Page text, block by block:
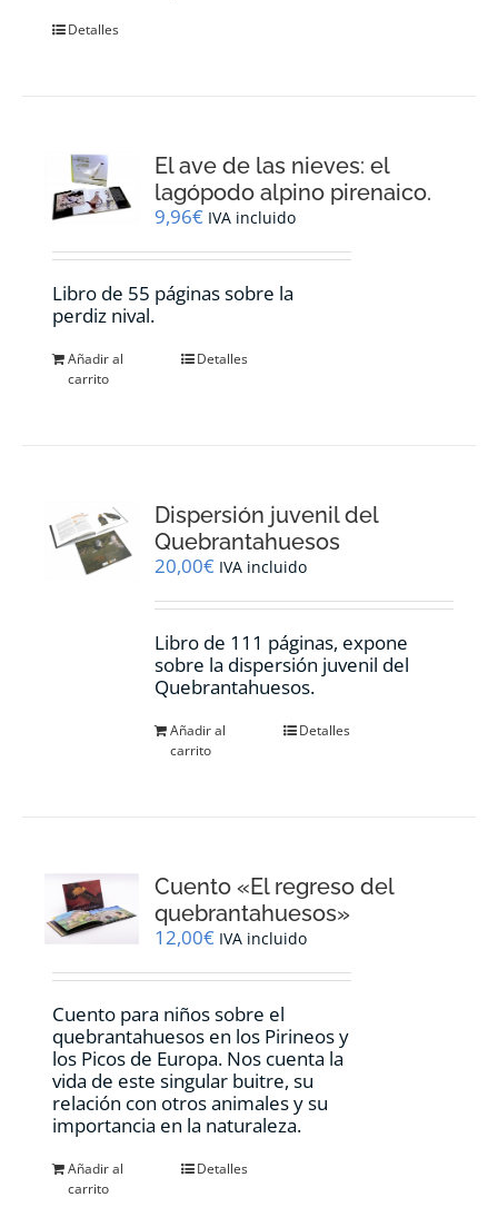
Detalles
El ave de las nieves: el
lagópodo alpino pirenaico.
9,96€ IVA incluido
Libro de 55 páginas sobre la
perdiz nival.
Añadir al
carrito
Detalles
Dispersión juvenil del
Quebrantahuesos
20,00€ IVA incluido
Libro de 111 páginas, expone
sobre la dispersión juvenil del
Quebrantahuesos.
Añadir al
carrito
Detalles
Cuento «El regreso del
quebrantahuesos»
12,00€ IVA incluido
Cuento para niños sobre el
quebrantahuesos en los Pirineos y
los Picos de Europa. Nos cuenta la
vida de este singular buitre, su
relación con otros animales y su
importancia en la naturaleza.
Añadir al
carrito
Detalles